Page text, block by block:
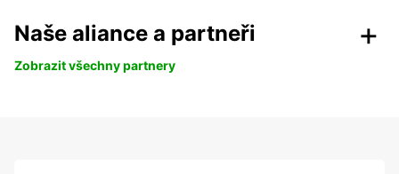
Naše aliance a partneři
Zobrazit všechny partnery